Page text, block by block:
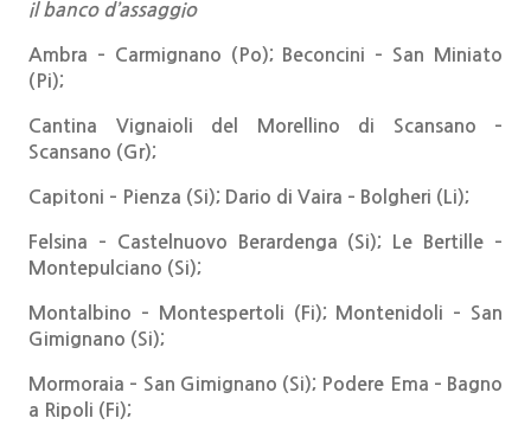
il banco d’assaggio
Ambra – Carmignano (Po); Beconcini – San Miniato
(Pi);
Cantina Vignaioli del Morellino di Scansano –
Scansano (Gr);
Capitoni – Pienza (Si); Dario di Vaira – Bolgheri (Li);
Felsina – Castelnuovo Berardenga (Si); Le Bertille –
Montepulciano (Si);
Montalbino – Montespertoli (Fi); Montenidoli – San
Gimignano (Si);
Mormoraia – San Gimignano (Si); Podere Ema – Bagno
a Ripoli (Fi);